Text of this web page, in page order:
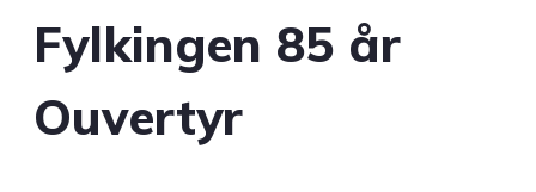
Fylkingen 85 år
Ouvertyr